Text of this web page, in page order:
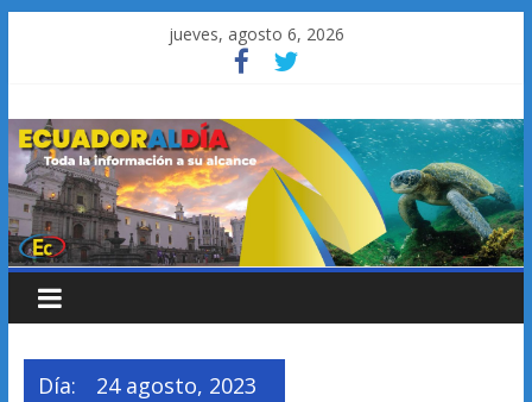
jueves, agosto 6, 2026
Día: 24 agosto, 2023